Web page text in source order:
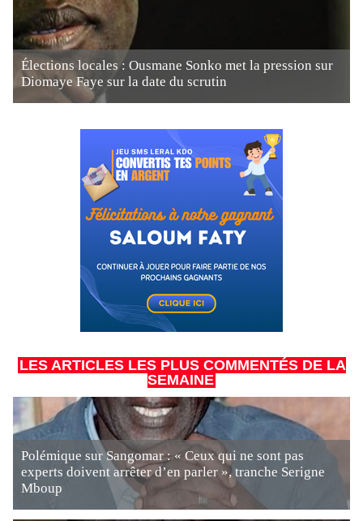
Élections locales : Ousmane Sonko met la pression sur
Diomaye Faye sur la date du scrutin
LES ARTICLES LES PLUS COMMENTÉS DE LA
SEMAINE
Polémique sur Sangomar : « Ceux qui ne sont pas
experts doivent arrêter d’en parler », tranche Serigne
Mboup